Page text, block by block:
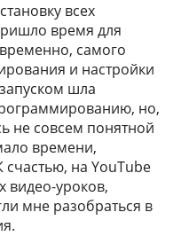
всех
время для
самого
и настройки
шла
но,
не совсем понятной
времени,
счастью, на YouTube
видео-уроков,
мне разобраться в